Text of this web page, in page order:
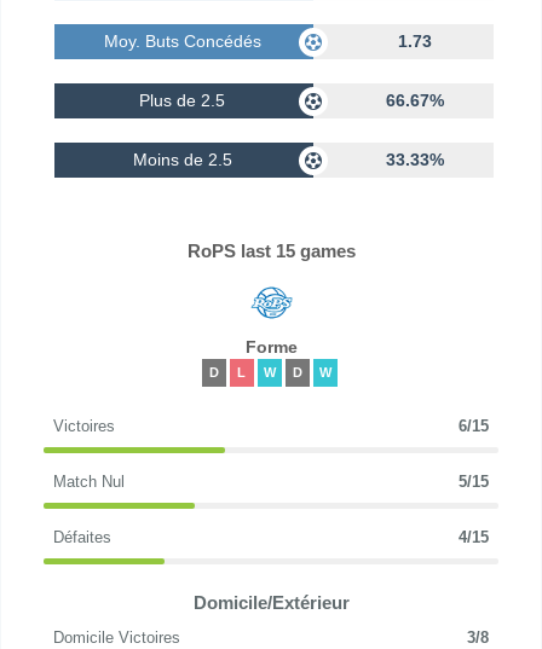
Moy. Buts Concédés 1.73
Plus de 2.5 66.67%
Moins de 2.5 33.33%
RoPS last 15 games
Forme
D L W D W
Victoires 6/15
Match Nul 5/15
Défaites 4/15
Domicile/Extérieur
Domicile Victoires 3/8